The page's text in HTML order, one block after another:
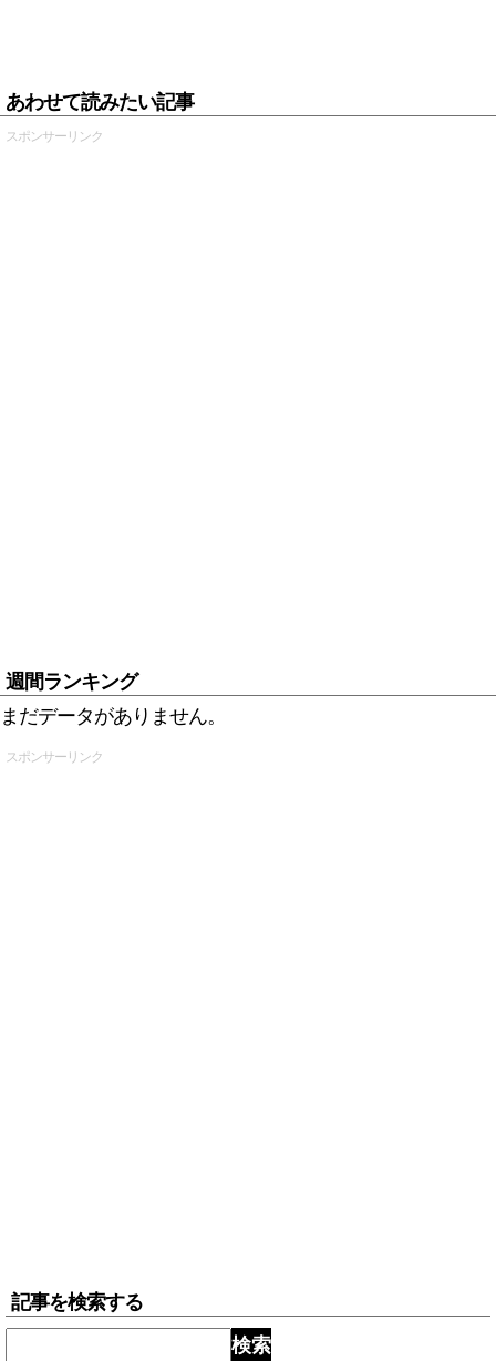
あわせて読みたい記事
スポンサーリンク
週間ランキング
まだデータがありません。
スポンサーリンク
記事を検索する
検索